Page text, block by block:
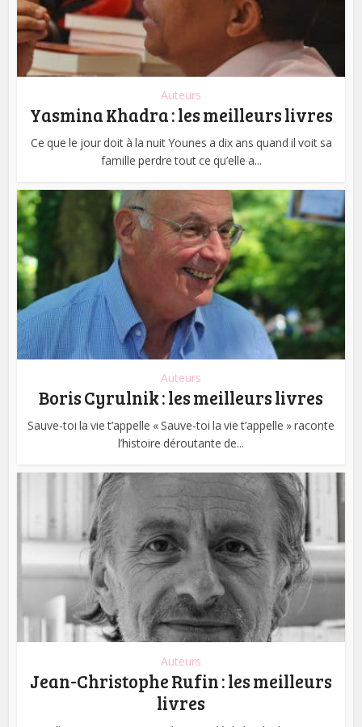
Auteurs
Yasmina Khadra : les meilleurs livres
Ce que le jour doit à la nuit Younes a dix ans quand il voit sa
famille perdre tout ce qu’elle a...
Auteurs
Boris Cyrulnik : les meilleurs livres
Sauve-toi la vie t’appelle « Sauve-toi la vie t’appelle » raconte
l’histoire déroutante de...
Auteurs
Jean-Christophe Rufin : les meilleurs
livres